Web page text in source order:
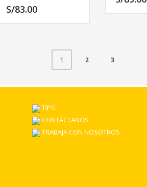
S/83.00
1 2 3
TIPS
CONTÁCTANOS
TRABAJA CON NOSOTROS